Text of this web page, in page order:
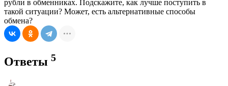
рубли в обменниках. Подскажите, как лучше поступить в
такой ситуации? Может, есть альтернативные способы
обмена?
Ответы 5